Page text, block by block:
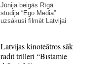
Jūnija beigās Rīgā
studija “Ego Media”
uzsākusi filmēt Latvijai
Latvijas kinoteātros sāk
rādīt trilleri “Bīstamie